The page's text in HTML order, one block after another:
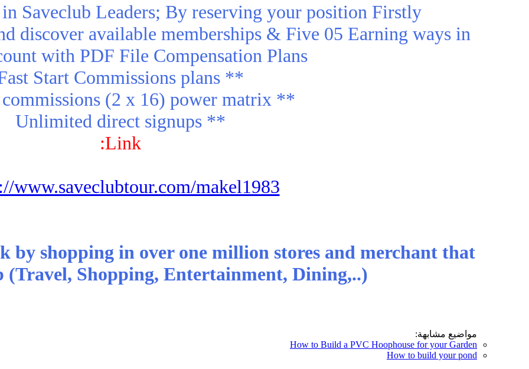
Saveclub Leaders; By reserving your position Firstly
discover available memberships & Five 05 Earning ways in
with PDF File Compensation Plans:
** Fast Start Commissions plans
** Matrix commissions (2 x 16) power matrix
** Unlimited direct signups
Link:
www.saveclubtour.com/makel1983
by shopping in over one million stores and merchant that
(Travel, Shopping, Entertainment, Dining,..)
مواضيع مشابهة:
How to Build a PVC Hoophouse for your Garden
How to build your pond